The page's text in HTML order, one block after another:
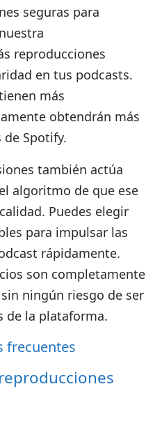
seguras para
reproducciones
en tus podcasts.
más
obtendrán más
Spotify.
también actúa
algoritmo de que ese
Puedes elegir
para impulsar las
rápidamente.
son completamente
ningún riesgo de ser
de la plataforma.
frecuentes